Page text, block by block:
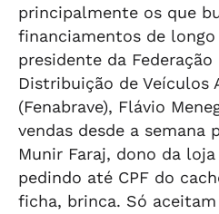
principalmente os que
financiamentos de
presidente da Federação
Distribuição de Veículos
(Fenabrave), Flávio
vendas desde a semana
Munir Faraj, dono da
pedindo até CPF do
ficha, brinca. Só